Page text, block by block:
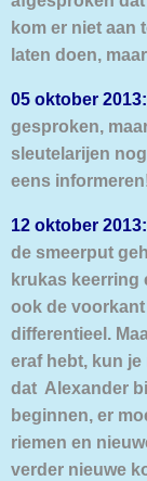
kom er niet aan
laten doen,
05 oktober 2013:
gesproken,
sleutelarijen
eens
12 oktober 2013:
de smeerput
krukas keerring
ook de
differentieel.
eraf hebt, kun
dat Alexander
beginnen, er
riemen en
verder nieuwe